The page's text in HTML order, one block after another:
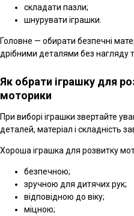
складати пазли;
шнурувати іграшки.
Головне — обирати безпечні
дрібними деталями без нагляду
Як обрати іграшку для
моторики
При виборі іграшки звертайте
деталей, матеріал і складність
Хороша іграшка для розвитку
безпечною;
зручною для дитячих рук;
відповідною до віку;
міцною;